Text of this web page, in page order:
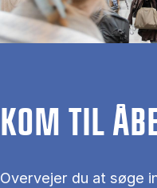
KOM TIL
Overvejer du at søge